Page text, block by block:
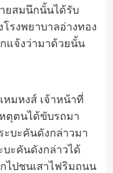
ยสมนึกนั้นได้รับ
รงพยาบาลอ่างทอง
แจ้งว่ามาด้วยนั้น
มหงส์ เจ้าหน้าที่
ตุตนได้ขับรถมา
บะคันดังกล่าวมา
บะคันดังกล่าวได้
ไปชนเสาไฟริมถนน